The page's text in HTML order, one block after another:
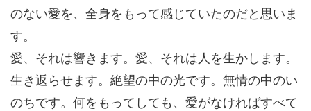
のない愛を、全身をもって感じていたのだと思いま
す。
愛、それは響きます。愛、それは人を生かします。
生き返らせます。絶望の中の光です。無情の中のい
のちです。何をもってしても、愛がなければすべて